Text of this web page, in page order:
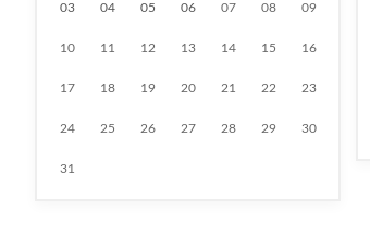
03 04 05 06 07 08 09
10 11 12 13 14 15 16
17 18 19 20 21 22 23
24 25 26 27 28 29 30
31